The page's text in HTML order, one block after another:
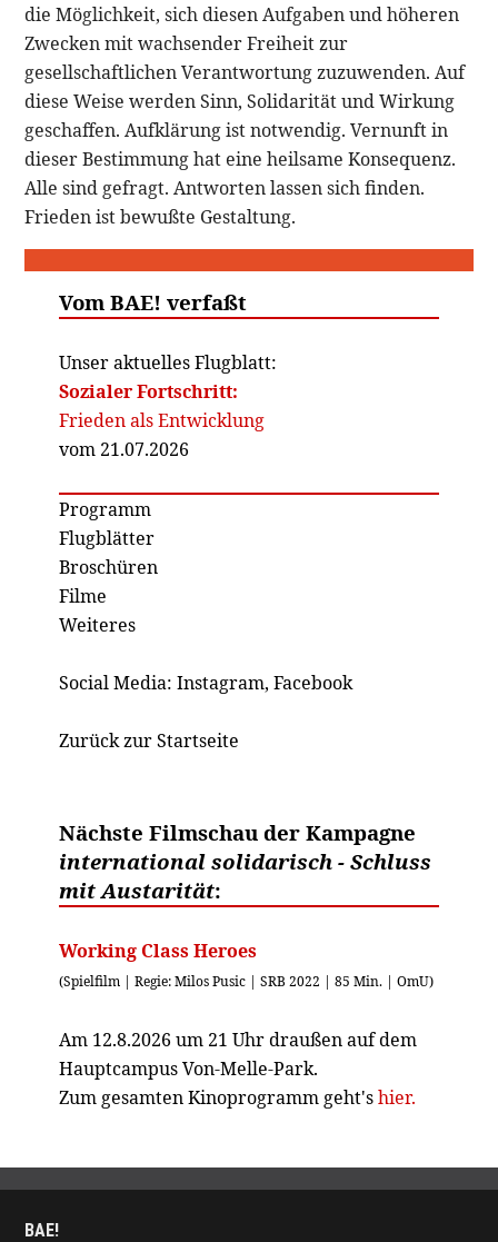
die Möglichkeit, sich diesen Aufgaben und höheren
Zwecken mit wachsender Freiheit zur
gesellschaftlichen Verantwortung zuzuwenden. Auf
diese Weise werden Sinn, Solidarität und Wirkung
geschaffen. Aufklärung ist notwendig. Vernunft in
dieser Bestimmung hat eine heilsame Konsequenz.
Alle sind gefragt. Antworten lassen sich finden.
Frieden ist bewußte Gestaltung.
Vom BAE! verfaßt
Unser aktuelles Flugblatt:
Sozialer Fortschritt:
Frieden als Entwicklung
vom 21.07.2026
Programm
Flugblätter
Broschüren
Filme
Weiteres
Social Media: Instagram, Facebook
Zurück zur Startseite
Nächste Filmschau der Kampagne
international solidarisch - Schluss
mit Austarität:
Working Class Heroes
(Spielfilm | Regie: Milos Pusic | SRB 2022 | 85 Min. | OmU)
Am 12.8.2026 um 21 Uhr draußen auf dem
Hauptcampus Von-Melle-Park.
Zum gesamten Kinoprogramm geht'shier.
BAE!